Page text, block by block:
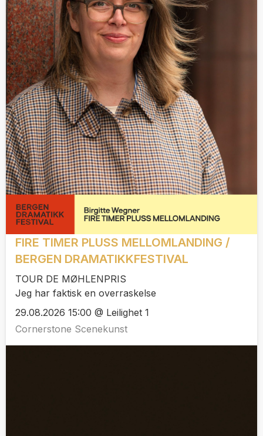
FIRE TIMER PLUSS MELLOMLANDING /
BERGEN DRAMATIKKFESTIVAL
TOUR DE MØHLENPRIS
Jeg har faktisk en overraskelse
29.08.2026 15:00 @ Leilighet 1
Cornerstone Scenekunst